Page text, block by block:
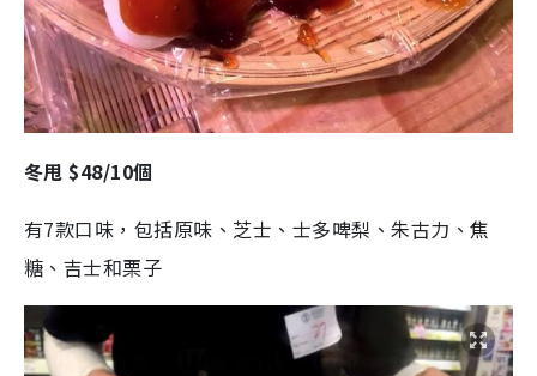
冬甩 $48/10個
有7款口味，包括原味、芝士、士多啤梨、朱古力、焦
糖、吉士和栗子